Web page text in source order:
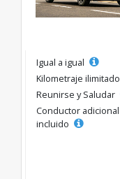
Igual a igual
Kilometraje ilimitado
Reunirse y Saludar
Conductor adicional
incluido